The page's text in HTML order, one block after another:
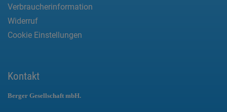
Verbraucherinformation
Widerruf
Cookie Einstellungen
Kontakt
Berger Gesellschaft mbH.